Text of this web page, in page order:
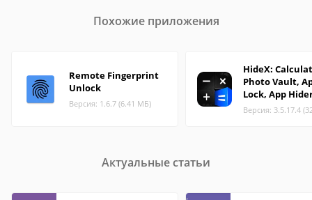
Похожие приложения
Remote Fingerprint
Unlock
Версия: 1.6.7 (6.41 МБ)
HideX:
Photo Vault,
Lock, App
Версия: 3.5.17.4
Актуальные статьи